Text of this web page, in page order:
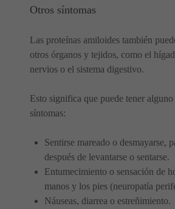
Otros síntomas
Las proteínas amiloides también
otros órganos y tejidos, como el
nervios o el sistema digestivo.
Esto significa que puede tener
síntomas:
Sentirse mareado o desmayarse,
después de levantarse o sentarse.
Entumecimiento o sensación de
manos y los pies (neuropatía
Náuseas, diarrea o estreñimiento.